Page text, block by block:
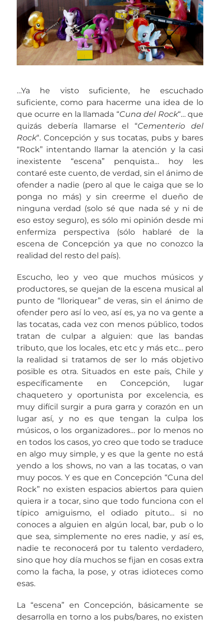
…Ya he visto suficiente, he escuchado
suficiente, como para hacerme una idea de lo
que ocurre en la llamada “Cuna del Rock“… que
quizás debería llamarse el “Cementerio del
Rock“. Concepción y sus tocatas, pubs y bares
“Rock” intentando llamar la atención y la casi
inexistente “escena” penquista… hoy les
contaré este cuento, de verdad, sin el ánimo de
ofender a nadie (pero al que le caiga que se lo
ponga no más) y sin creerme el dueño de
ninguna verdad (solo sé que nada sé y ni de
eso estoy seguro), es sólo mi opinión desde mi
enfermiza perspectiva (sólo hablaré de la
escena de Concepción ya que no conozco la
realidad del resto del país).
Escucho, leo y veo que muchos músicos y
productores, se quejan de la escena musical al
punto de “lloriquear” de veras, sin el ánimo de
ofender pero así lo veo, así es, ya no va gente a
las tocatas, cada vez con menos público, todos
tratan de culpar a alguien: que las bandas
tributo, que los locales, etc etc y más etc… pero
la realidad si tratamos de ser lo más objetivo
posible es otra. Situados en este país, Chile y
específicamente en Concepción, lugar
chaquetero y oportunista por excelencia, es
muy difícil surgir a pura garra y corazón en un
lugar así, y no es que tengan la culpa los
músicos, o los organizadores… por lo menos no
en todos los casos, yo creo que todo se traduce
en algo muy simple, y es que la gente no está
yendo a los shows, no van a las tocatas, o van
muy pocos. Y es que en Concepción “Cuna del
Rock” no existen espacios abiertos para quien
quiera ir a tocar, sino que todo funciona con el
típico amiguismo, el odiado pituto… si no
conoces a alguien en algún local, bar, pub o lo
que sea, simplemente no eres nadie, y así es,
nadie te reconocerá por tu talento verdadero,
sino que hoy día muchos se fijan en cosas extra
como la facha, la pose, y otras idioteces como
esas.
La “escena” en Concepción, básicamente se
desarrolla en torno a los pubs/bares, no existen